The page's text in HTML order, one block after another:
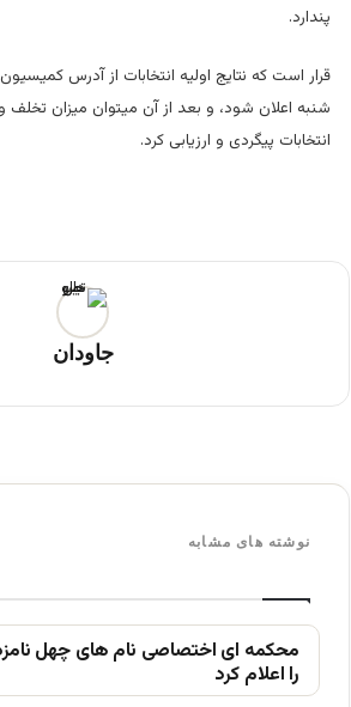
پندارد.
قرار است که نتایج اولیه انتخابات از آدرس
شنبه اعلان شود، و بعد از آن میتوان میزان تخلف
انتخابات پیگردی و ارزیابی کرد.
جاودان
نوشته های مشابه
محکمه ای اختصاصی نام های چهل نامزد
را اعلام کرد